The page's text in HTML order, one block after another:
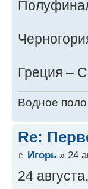
Греция –
Водное
Re:
Игорь » 24
24